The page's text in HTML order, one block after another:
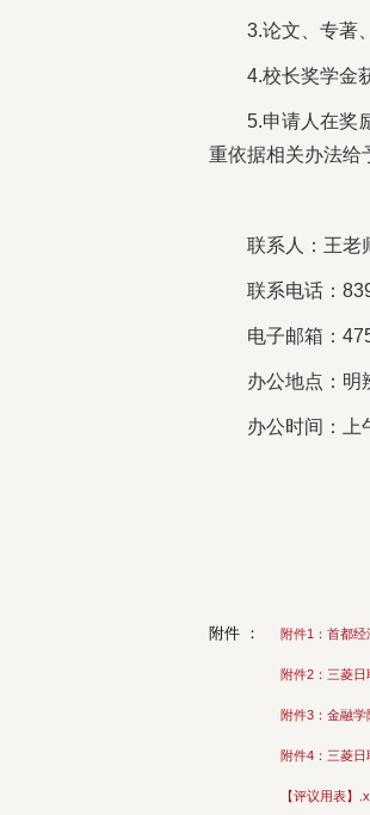
3.论文、专著
4.校长奖学金
5.申请人在奖
重依据相关办法给
联系人：王老
联系电话：
电子邮箱：
办公地点：明
办公时间：上
附件 ： 附件1：首都
附件2：三菱
附件3：金融
附件4：三菱
【评议用表】